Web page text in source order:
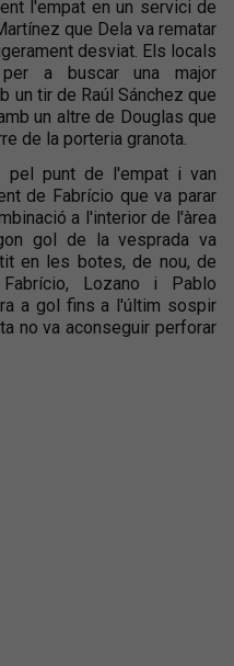
l'empat en un servici de
que Dela va rematar
desviat. Els locals
a buscar una major
un tir de Raúl Sánchez que
un altre de Douglas que
de la porteria granota.
pel punt de l'empat i van
de Fabrício que va parar
a l'interior de l'àrea
gol de la vesprada va
en les botes, de nou, de
Lozano i Pablo
a gol fins a l'últim sospir
no va aconseguir perforar